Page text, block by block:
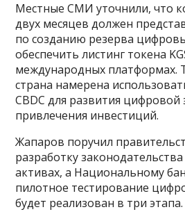
Местные СМИ уточнили, что
двух месяцев должен
по созданию резерва
обеспечить листинг токена
международных платформах.
страна намерена
CBDC для развития
привлечения инвестиций.
Жапаров поручил
разработку
активах, а Национальному
пилотное тестирование
будет реализован в три этапа.